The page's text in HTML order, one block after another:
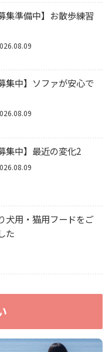
集準備中】お散歩練習
集中】ソファが安心で
集中】最近の変化2
犬用・猫用フードをご
た